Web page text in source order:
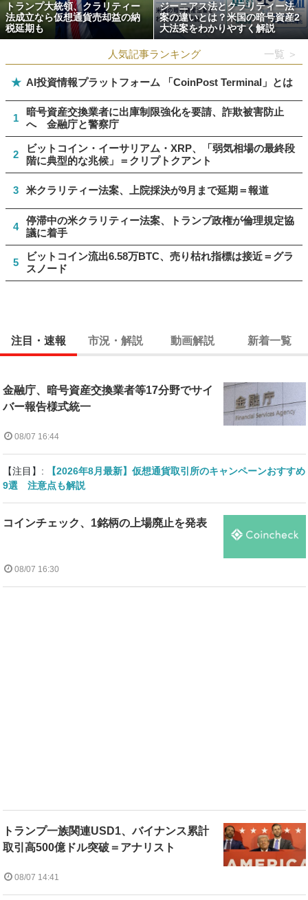
トランプ大統領、クラリティー
法成立なら仮想通貨売却益の納
税延期も
ジーニアス法とクラリティー法
案の違いとは？米国の暗号資産2
大法案をわかりやすく解説
人気記事ランキング 一覧 ＞
★ AI投資情報プラットフォーム 「CoinPost Terminal」とは
1
暗号資産交換業者に出庫制限強化を要請、詐欺被害防止
へ 金融庁と警察庁
2
ビットコイン・イーサリアム・XRP、「弱気相場の最終段
階に典型的な兆候」＝クリプトクアント
3 米クラリティー法案、上院採決が9月まで延期＝報道
4
停滞中の米クラリティー法案、トランプ政権が倫理規定協
議に着手
5
ビットコイン流出6.58万BTC、売り枯れ指標は接近＝グラ
スノード
注目・速報 市況・解説 動画解説 新着一覧
金融庁、暗号資産交換業者等17分野でサイ
バー報告様式統一
08/07 16:44
【注目】:
【2026年8月最新】仮想通貨取引所のキャンペーンおすすめ
9選 注意点も解説
コインチェック、1銘柄の上場廃止を発表
08/07 16:30
トランプ一族関連USD1、バイナンス累計
取引高500億ドル突破＝アナリスト
08/07 14:41